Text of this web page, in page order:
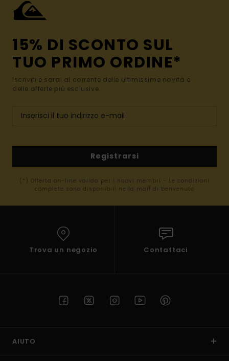
15% DI SCONTO SUL
TUO PRIMO ORDINE*
Iscriviti e sarai al corrente delle ultimissime novità e
delle offerte più esclusive.
Registrarsi
(*) Offerta on-line valida per i nuovi membri - Le condizioni
complete sono disponibili nella mail di benvenuto
Trova un negozio Contattaci
AIUTO